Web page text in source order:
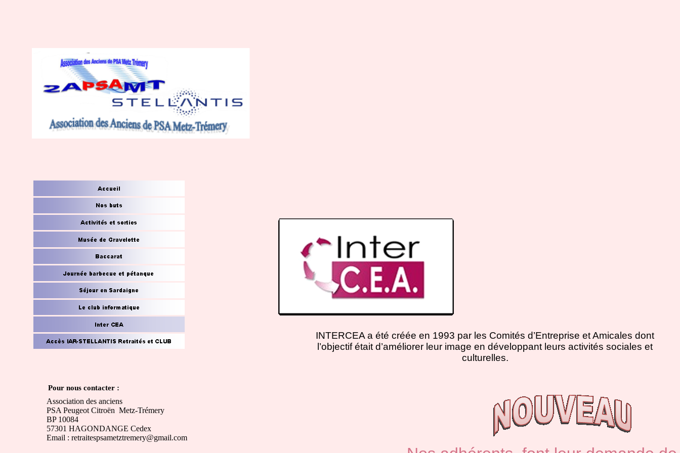
Pour nous contacter :
Association des anciens
PSA Peugeot Citroën Metz-Trémery
BP 10084
57301 HAGONDANGE Cedex
Email : retraitespsametztremery@gmail.com
INTERCEA a été créée en 1993 par les Comités d’Entreprise et Amicales dont
l’objectif était d’améliorer leur image en développant leurs activités sociales et
culturelles.